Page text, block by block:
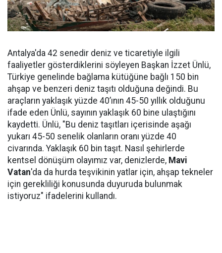
Antalya'da 42 senedir deniz ve ticaretiyle ilgili
faaliyetler gösterdiklerini söyleyen Başkan İzzet Ünlü,
Türkiye genelinde bağlama kütüğüne bağlı 150 bin
ahşap ve benzeri deniz taşıtı olduğuna değindi. Bu
araçların yaklaşık yüzde 40’ının 45-50 yıllık olduğunu
ifade eden Ünlü, sayının yaklaşık 60 bine ulaştığını
kaydetti. Ünlü, "Bu deniz taşıtları içerisinde aşağı
yukarı 45-50 senelik olanların oranı yüzde 40
civarında. Yaklaşık 60 bin taşıt. Nasıl şehirlerde
kentsel dönüşüm olayımız var, denizlerde, Mavi
Vatan'da da hurda teşvikinin yatlar için, ahşap tekneler
için gerekliliği konusunda duyuruda bulunmak
istiyoruz" ifadelerini kullandı.